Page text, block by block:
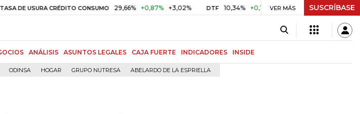
USURA CRÉDITO CONSUMO 29,66% +0,87% +3,02% DTF 10,34% +0,10% +0,98% $ 416,91 +$
VER MÁS SUSCRÍBASE
ANÁLISIS ASUNTOS LEGALES CAJA FUERTE INDICADORES INSIDE
ODINSA HOGAR GRUPO NUTRESA ABELARDO DE LA ESPRIELLA